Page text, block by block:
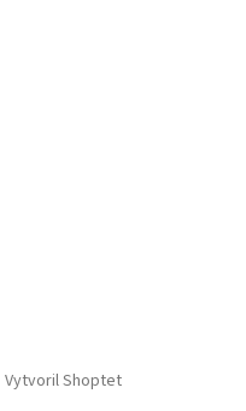
Vytvoril Shoptet